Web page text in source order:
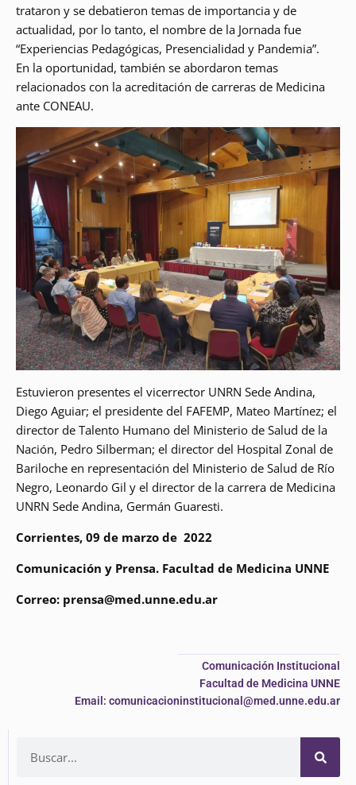
trataron y se debatieron temas de importancia y de
actualidad, por lo tanto, el nombre de la Jornada fue
“Experiencias Pedagógicas, Presencialidad y Pandemia”.
En la oportunidad, también se abordaron temas
relacionados con la acreditación de carreras de Medicina
ante CONEAU.
Estuvieron presentes el vicerrector UNRN Sede Andina,
Diego Aguiar; el presidente del FAFEMP, Mateo Martínez; el
director de Talento Humano del Ministerio de Salud de la
Nación, Pedro Silberman; el director del Hospital Zonal de
Bariloche en representación del Ministerio de Salud de Río
Negro, Leonardo Gil y el director de la carrera de Medicina
UNRN Sede Andina, Germán Guaresti.
Corrientes, 09 de marzo de 2022
Comunicación y Prensa. Facultad de Medicina UNNE
Correo: prensa@med.unne.edu.ar
Comunicación Institucional
Facultad de Medicina UNNE
Email: comunicacioninstitucional@med.unne.edu.ar